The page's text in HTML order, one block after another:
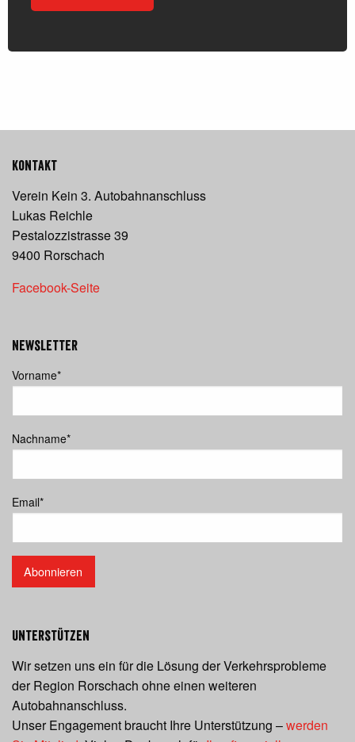
Kontakt
Verein Kein 3. Autobahnanschluss
Lukas Reichle
Pestalozzistrasse 39
9400 Rorschach
Facebook-Seite
Newsletter
Vorname*
Nachname*
Email*
Abonnieren
Unterstützen
Wir setzen uns ein für die Lösung der Verkehrsprobleme
der Region Rorschach ohne einen weiteren
Autobahnanschluss.
Unser Engagement braucht Ihre Unterstützung –werden